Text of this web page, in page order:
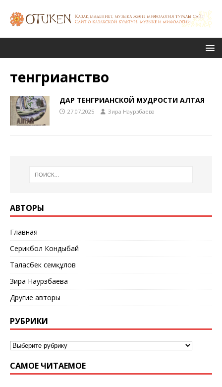
тенгрианство
ДАР ТЕНГРИАНСКОЙ МУДРОСТИ АЛТАЯ
27.07.2025 Зира Наурзбаева
АВТОРЫ
Главная
Серикбол Кондыбай
Таласбек Әсемқұлов
Зира Наурзбаева
Другие авторы
РУБРИКИ
САМОЕ ЧИТАЕМОЕ